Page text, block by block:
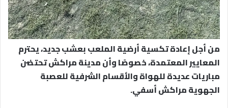
من أجل إعادة تكسية أرضية الملعب بعشب جديد، يحترم
المعايير المعتمدة، خصوصًا وأن مدينة مراكش تحتضن
مباريات عديدة للهواة والأقسام الشرفية للعصبة
الجهوية مراكش أسفي.